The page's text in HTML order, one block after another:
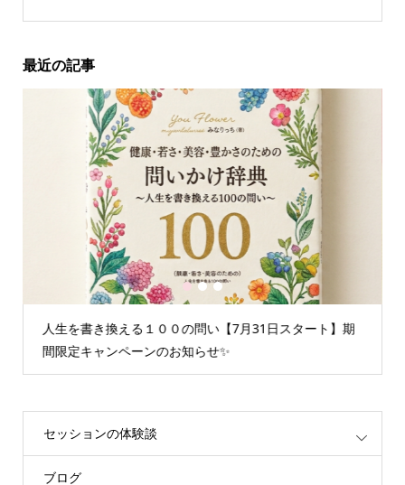
最近の記事
情報空間を書き換えるグループセッション☆聞くたびに
重たいエネルギーが解放されます
2 3
セッションの体験談
ブログ